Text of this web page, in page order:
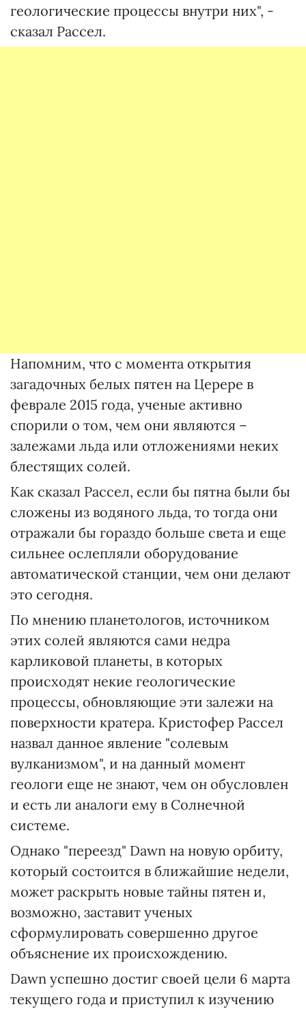
геологические процессы внутри них", -
сказал Рассел.
Напомним, что с момента открытия
загадочных белых пятен на Церере в
феврале 2015 года, ученые активно
спорили о том, чем они являются –
залежами льда или отложениями неких
блестящих солей.
Как сказал Рассел, если бы пятна были бы
сложены из водяного льда, то тогда они
отражали бы гораздо больше света и еще
сильнее ослепляли оборудование
автоматической станции, чем они делают
это сегодня.
По мнению планетологов, источником
этих солей являются сами недра
карликовой планеты, в которых
происходят некие геологические
процессы, обновляющие эти залежи на
поверхности кратера. Кристофер Рассел
назвал данное явление "солевым
вулканизмом", и на данный момент
геологи еще не знают, чем он обусловлен
и есть ли аналоги ему в Солнечной
системе.
Однако "переезд" Dawn на новую орбиту,
который состоится в ближайшие недели,
может раскрыть новые тайны пятен и,
возможно, заставит ученых
сформулировать совершенно другое
объяснение их происхождению.
Dawn успешно достиг своей цели 6 марта
текущего года и приступил к изучению